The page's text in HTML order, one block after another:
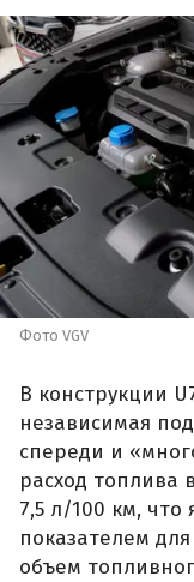
Фото VGV
В конструкции
независимая
спереди и
расход топлива
7,5 л/100 км, что
показателем
объем